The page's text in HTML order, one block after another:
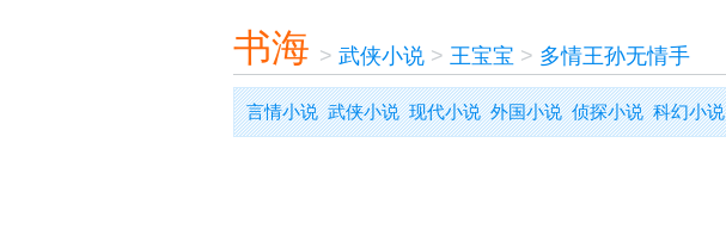
书海 > 武侠小说> 王宝宝 > 多情王孙无情手
言情小说 武侠小说 现代小说 外国小说 侦探小说 科幻小说